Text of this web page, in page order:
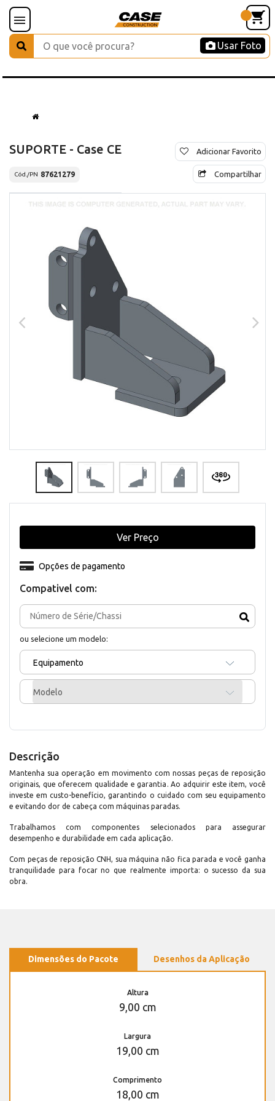
Usar Foto
SUPORTE - Case CE
Cód./PN 87621279
Adicionar Favorito
Compartilhar
Compativel com:
ou selecione um modelo:
Equipamento
Modelo
Opções de pagamento
Ver Preço
Descrição
Mantenha sua operação em movimento com nossas peças de reposição
originais, que oferecem qualidade e garantia. Ao adquirir este item, você
investe em custo-benefício, garantindo o cuidado com seu equipamento
e evitando dor de cabeça com máquinas paradas.
Trabalhamos com componentes selecionados para assegurar
desempenho e durabilidade em cada aplicação.
Com peças de reposição CNH, sua máquina não fica parada e você ganha
tranquilidade para focar no que realmente importa: o sucesso da sua
obra.
Dimensões do Pacote Desenhos da Aplicação
Altura
9,00 cm
Largura
19,00 cm
Comprimento
18,00 cm